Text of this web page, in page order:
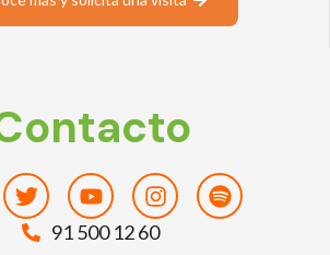
TwitterYoutubeInstagramSpotify
91 500 12 60